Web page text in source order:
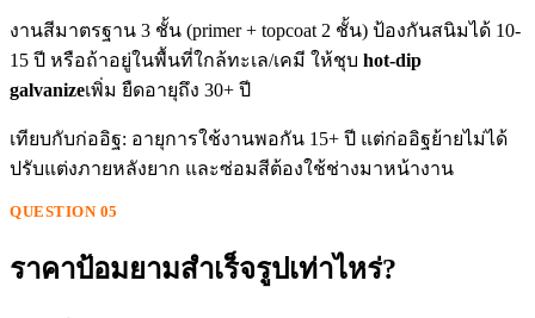
งานสีมาตรฐาน 3 ชั้น (primer + topcoat 2 ชั้น) ป้องกันสนิมได้ 10-
15 ปี หรือถ้าอยู่ในพื้นที่ใกล้ทะเล/เคมี ให้ชุบ hot-dip
galvanizeเพิ่ม ยืดอายุถึง 30+ ปี
เทียบกับก่ออิฐ: อายุการใช้งานพอกัน 15+ ปี แต่ก่ออิฐย้ายไม่ได้
ปรับแต่งภายหลังยาก และซ่อมสีต้องใช้ช่างมาหน้างาน
QUESTION 05
ราคาป้อมยามสำเร็จรูปเท่าไหร่?